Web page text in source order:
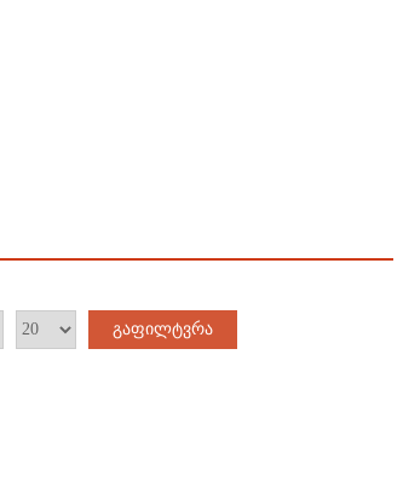
გაფილტვრა